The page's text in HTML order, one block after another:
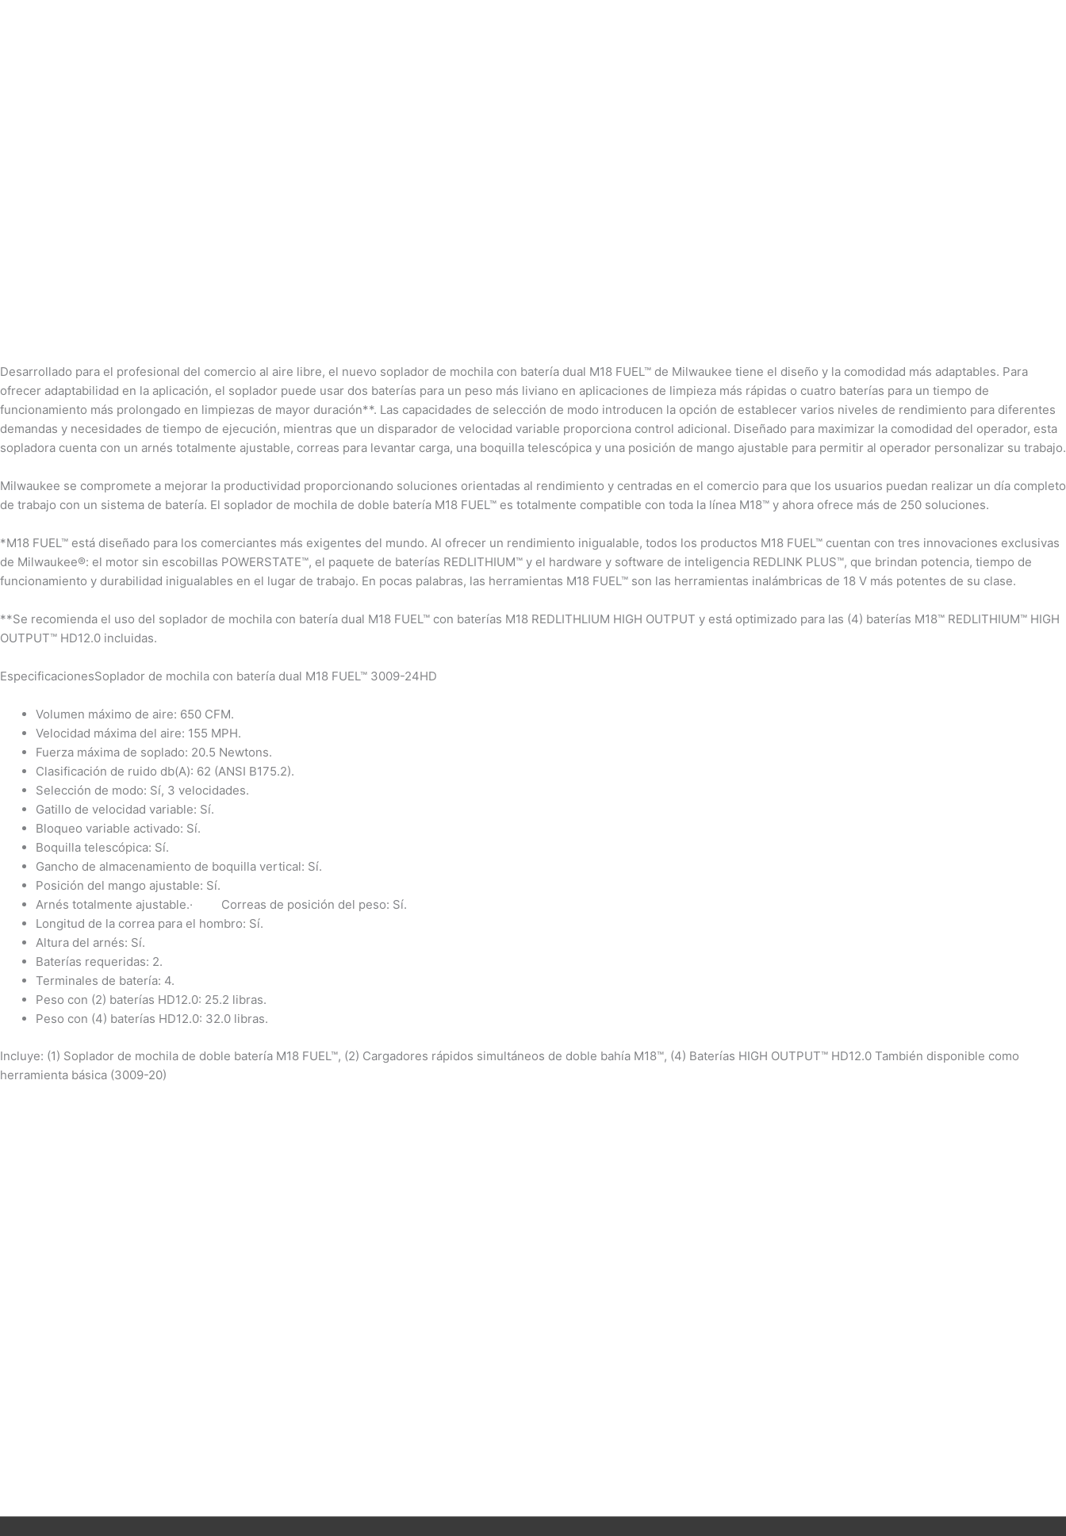
Desarrollado para el profesional del comercio al aire libre, el nuevo soplador de mochila con batería dual M18 FUEL™ de Milwaukee tiene el diseño y la comodidad más adaptables. Para
ofrecer adaptabilidad en la aplicación, el soplador puede usar dos baterías para un peso más liviano en aplicaciones de limpieza más rápidas o cuatro baterías para un tiempo de
funcionamiento más prolongado en limpiezas de mayor duración**. Las capacidades de selección de modo introducen la opción de establecer varios niveles de rendimiento para diferentes
demandas y necesidades de tiempo de ejecución, mientras que un disparador de velocidad variable proporciona control adicional. Diseñado para maximizar la comodidad del operador, esta
sopladora cuenta con un arnés totalmente ajustable, correas para levantar carga, una boquilla telescópica y una posición de mango ajustable para permitir al operador personalizar su trabajo.
Milwaukee se compromete a mejorar la productividad proporcionando soluciones orientadas al rendimiento y centradas en el comercio para que los usuarios puedan realizar un día completo
de trabajo con un sistema de batería. El soplador de mochila de doble batería M18 FUEL™ es totalmente compatible con toda la línea M18™ y ahora ofrece más de 250 soluciones.
*M18 FUEL™ está diseñado para los comerciantes más exigentes del mundo. Al ofrecer un rendimiento inigualable, todos los productos M18 FUEL™ cuentan con tres innovaciones exclusivas
de Milwaukee®: el motor sin escobillas POWERSTATE™, el paquete de baterías REDLITHIUM™ y el hardware y software de inteligencia REDLINK PLUS™, que brindan potencia, tiempo de
funcionamiento y durabilidad inigualables en el lugar de trabajo. En pocas palabras, las herramientas M18 FUEL™ son las herramientas inalámbricas de 18 V más potentes de su clase.
**Se recomienda el uso del soplador de mochila con batería dual M18 FUEL™ con baterías M18 REDLITHLIUM HIGH OUTPUT y está optimizado para las (4) baterías M18™ REDLITHIUM™ HIGH
OUTPUT™ HD12.0 incluidas.
EspecificacionesSoplador de mochila con batería dual M18 FUEL™ 3009-24HD
Volumen máximo de aire: 650 CFM.
Velocidad máxima del aire: 155 MPH.
Fuerza máxima de soplado: 20.5 Newtons.
Clasificación de ruido db(A): 62 (ANSI B175.2).
Selección de modo: Sí, 3 velocidades.
Gatillo de velocidad variable: Sí.
Bloqueo variable activado: Sí.
Boquilla telescópica: Sí.
Gancho de almacenamiento de boquilla vertical: Sí.
Posición del mango ajustable: Sí.
Arnés totalmente ajustable.· Correas de posición del peso: Sí.
Longitud de la correa para el hombro: Sí.
Altura del arnés: Sí.
Baterías requeridas: 2.
Terminales de batería: 4.
Peso con (2) baterías HD12.0: 25.2 libras.
Peso con (4) baterías HD12.0: 32.0 libras.
Incluye: (1) Soplador de mochila de doble batería M18 FUEL™, (2) Cargadores rápidos simultáneos de doble bahía M18™, (4) Baterías HIGH OUTPUT™ HD12.0 También disponible como
herramienta básica (3009-20)